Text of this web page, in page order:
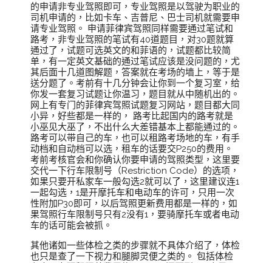
的申请非专业驾照即可，专业驾照是以驾驶为职业的
司机申请的，比如卡车、吉普尼、巴士司机就需要申
请专业驾照。 申请菲律宾驾照同样需要通过笔试和
路考，非专业驾照的笔试有40道题目，对30题就算
通过了，试题可选英文的和菲语的，试题都比较简
单，有一定英文基础的通过笔试应该是没问题的，尤
其后面十几道图解题，答案就在考场的墙上，等于是
送分题了。考前有十几分钟会让你到一个复习室，给
你发一套复习试题让你温习，题目就从中随机出的。
网上有专门的菲律宾驾照试题复习网站，题目都大同
小异，好些都是一样的， 路考比起国内的路考就是
小巫见大巫了，不出什么大差错基本上都能通过的。
路考可以带自己的车，也可以租路考场地的车，有手
动档和自动档可以选，租车的话要交P250的费用。
考前考核官会和你确认你要申请的驾照类型，这里要
交代一下行车限制号（Restriction Code）的选项，
如果只要开私家车一般勾选2就可以了，这里建议连1
一起勾选，1是开摩托车和电动车的许可，只用一次
性附加P30即可，以后驾照更新费用都是一样的，如
果驾照行车限制号只有2没有1，要骑摩托车或者电动
车的话可能会被抓。
其他诸如一些体检之类的步骤就不具体介绍了，体检
也只是查了一下视力和腿脚灵便之类的。 包括体检